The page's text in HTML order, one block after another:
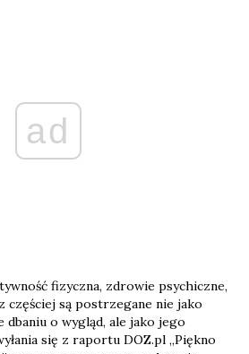
ad
fizyczna, zdrowie psychiczne,
są postrzegane nie jako
dbaniu o wygląd, ale jako jego
się z raportu DOZ.pl „Piękno